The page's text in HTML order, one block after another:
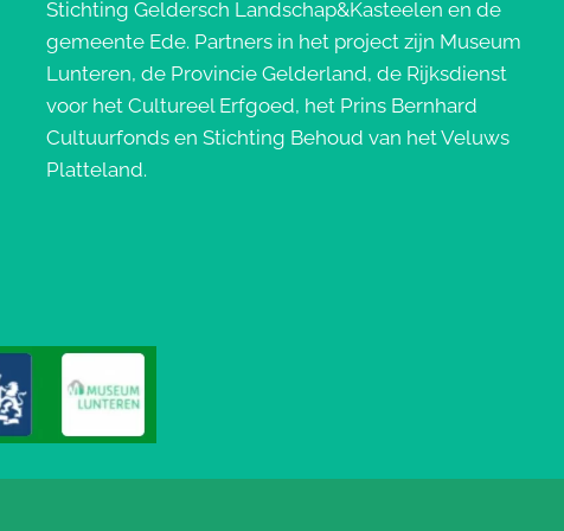
Stichting Geldersch Landschap&Kasteelen en de
gemeente Ede. Partners in het project zijn Museum
Lunteren, de Provincie Gelderland, de Rijksdienst
voor het Cultureel Erfgoed, het Prins Bernhard
Cultuurfonds en Stichting Behoud van het Veluws
Platteland.